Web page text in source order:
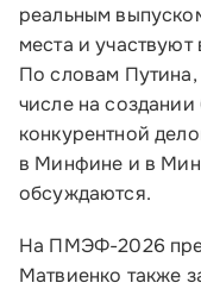
реальным
места и
По словам Путина,
числе на
конкурентной
в Минфине и в
обсуждаются.
На ПМЭФ-2026
Матвиенко также